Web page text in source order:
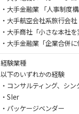
・大手金融業 「人事制度
・大手航空会社系旅行会
・大手商社「小さな本社
・大手金融業「企業合併
経験業種
以下のいずれかの経験
・コンサルティング、シン
・SIer
・パッケージベンダー